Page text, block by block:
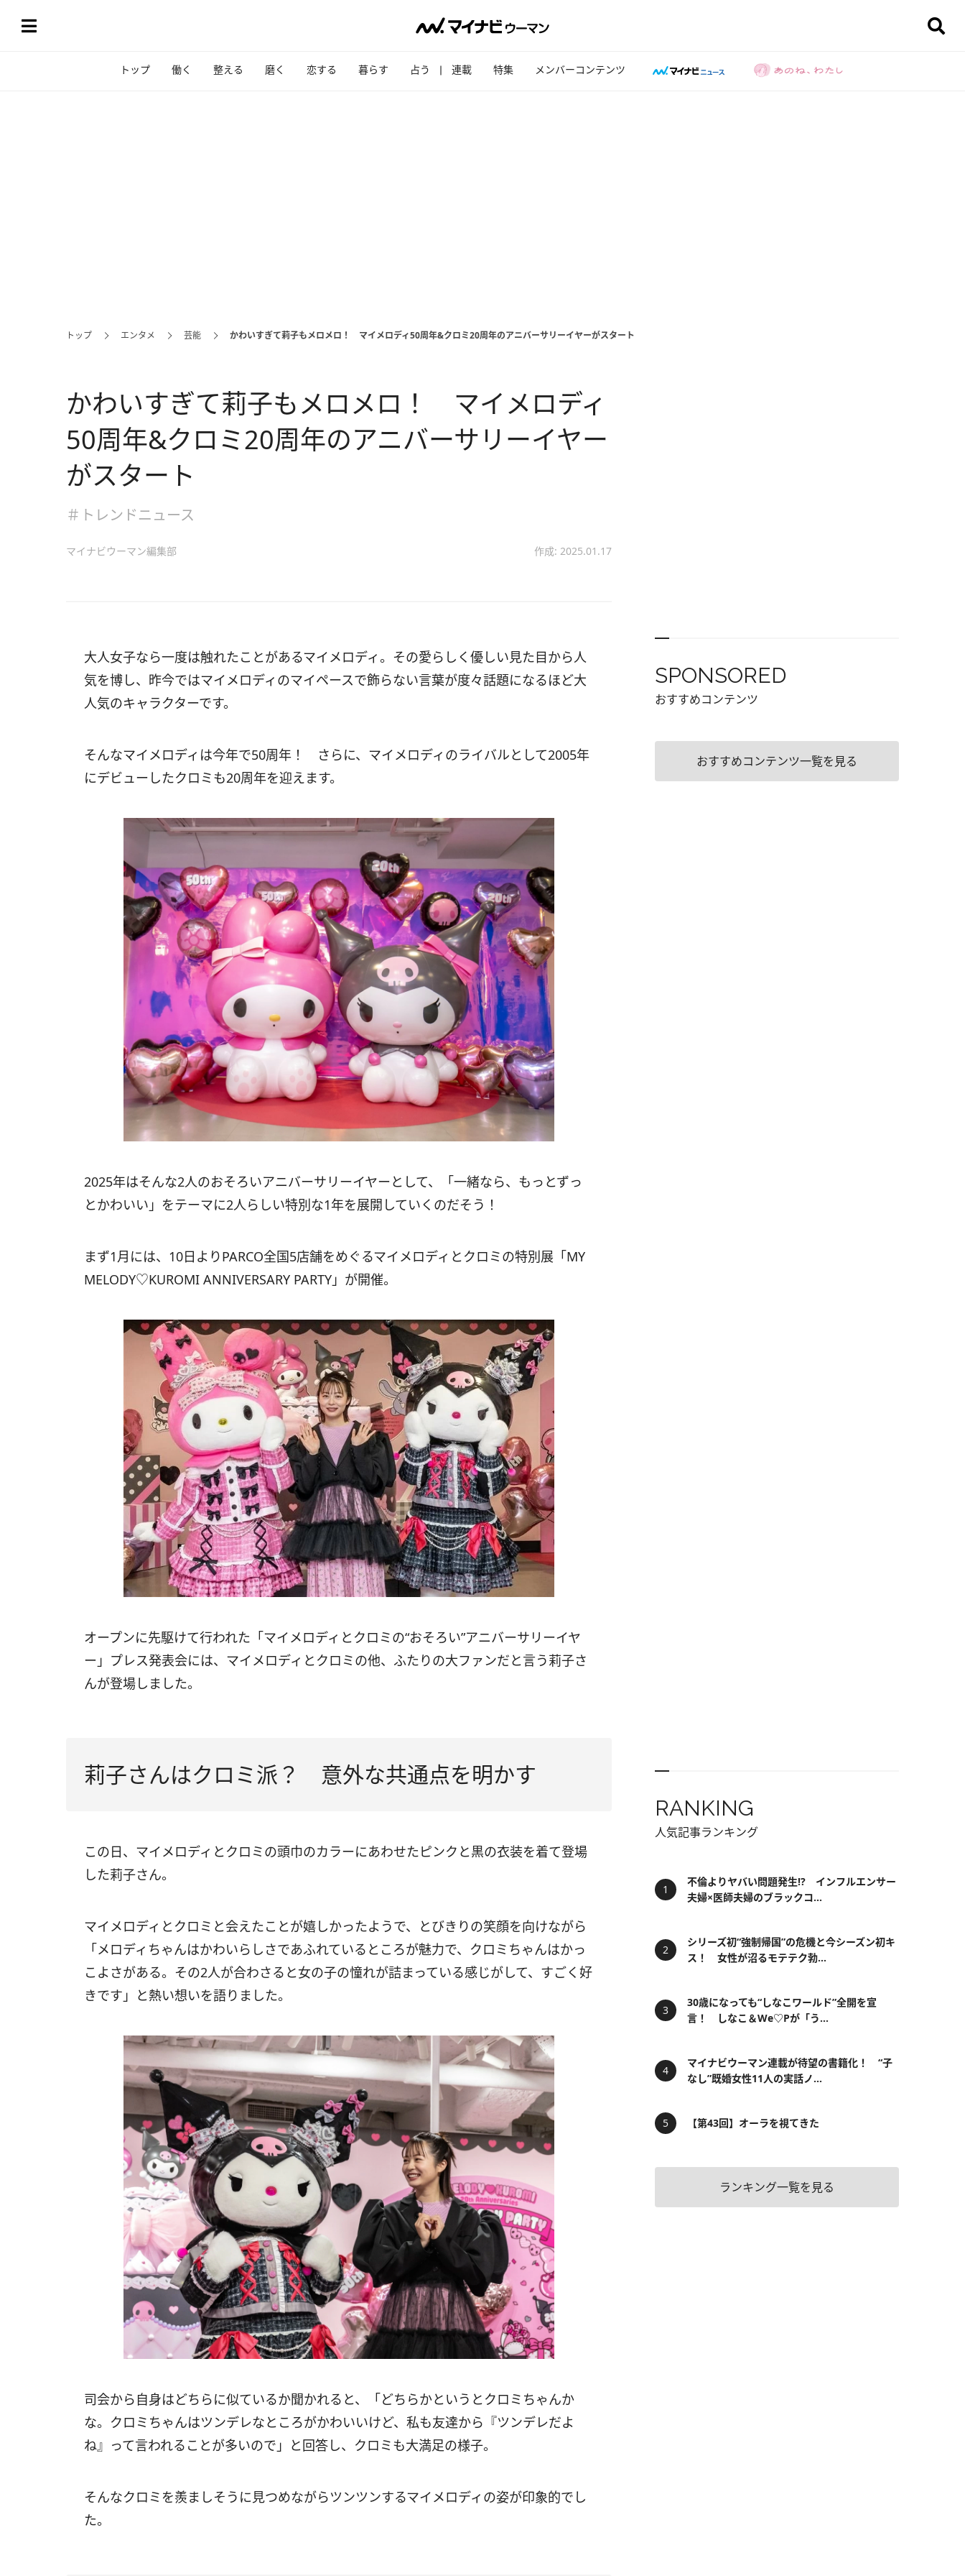
トップ 働く 整える 磨く 恋する 暮らす 占う 連載 特集 メンバーコンテンツ
トップ エンタメ 芸能 かわいすぎて莉子もメロメロ！ マイメロディ50周年&クロミ20周年のアニバーサリーイヤーがスタート
かわいすぎて莉子もメロメロ！ マイメロディ
50周年&クロミ20周年のアニバーサリーイヤー
がスタート
＃トレンドニュース
マイナビウーマン編集部 作成: 2025.01.17
大人女子なら一度は触れたことがあるマイメロディ。その愛らしく優しい見た目から人
気を博し、昨今ではマイメロディのマイペースで飾らない言葉が度々話題になるほど大
人気のキャラクターです。
そんなマイメロディは今年で50周年！ さらに、マイメロディのライバルとして2005年
にデビューしたクロミも20周年を迎えます。
2025年はそんな2人のおそろいアニバーサリーイヤーとして、「一緒なら、もっとずっ
とかわいい」をテーマに2人らしい特別な1年を展開していくのだそう！
まず1月には、10日よりPARCO全国5店舗をめぐるマイメロディとクロミの特別展「MY
MELODY♡KUROMI ANNIVERSARY PARTY」が開催。
オープンに先駆けて行われた「マイメロディとクロミの“おそろい”アニバーサリーイヤ
ー」プレス発表会には、マイメロディとクロミの他、ふたりの大ファンだと言う莉子さ
んが登場しました。
莉子さんはクロミ派？ 意外な共通点を明かす
この日、マイメロディとクロミの頭巾のカラーにあわせたピンクと黒の衣装を着て登場
した莉子さん。
マイメロディとクロミと会えたことが嬉しかったようで、とびきりの笑顔を向けながら
「メロディちゃんはかわいらしさであふれているところが魅力で、クロミちゃんはかっ
こよさがある。その2人が合わさると女の子の憧れが詰まっている感じがして、すごく好
きです」と熱い想いを語りました。
司会から自身はどちらに似ているか聞かれると、「どちらかというとクロミちゃんか
な。クロミちゃんはツンデレなところがかわいいけど、私も友達から『ツンデレだよ
ね』って言われることが多いので」と回答し、クロミも大満足の様子。
そんなクロミを羨ましそうに見つめながらツンツンするマイメロディの姿が印象的でし
た。
SPONSORED
おすすめコンテンツ
おすすめコンテンツ一覧を見る
RANKING
人気記事ランキング
不倫よりヤバい問題発生!? インフルエンサー
夫婦×医師夫婦のブラックコ...
シリーズ初“強制帰国”の危機と今シーズン初キ
ス！ 女性が沼るモテテク勃...
30歳になっても“しなこワールド”全開を宣
言！ しなこ＆We♡Pが「う...
マイナビウーマン連載が待望の書籍化！ “子
なし”既婚女性11人の実話ノ...
【第43回】オーラを視てきた
ランキング一覧を見る